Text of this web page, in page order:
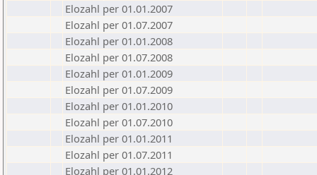
Elozahl per 01.01.2007
Elozahl per 01.07.2007
Elozahl per 01.01.2008
Elozahl per 01.07.2008
Elozahl per 01.01.2009
Elozahl per 01.07.2009
Elozahl per 01.01.2010
Elozahl per 01.07.2010
Elozahl per 01.01.2011
Elozahl per 01.07.2011
Elozahl per 01.01.2012